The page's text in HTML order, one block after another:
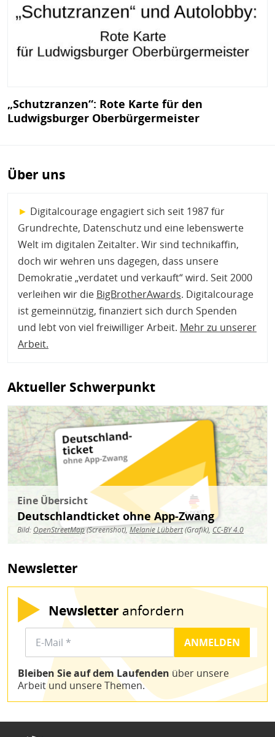
„Schutzranzen“: Rote Karte für den
Ludwigsburger Oberbürgermeister
Über uns
► Digitalcourage engagiert sich seit 1987 für
Grundrechte, Datenschutz und eine lebenswerte
Welt im digitalen Zeitalter. Wir sind technikaffin,
doch wir wehren uns dagegen, dass unsere
Demokratie „verdatet und verkauft“ wird. Seit 2000
verleihen wir die BigBrotherAwards. Digitalcourage
ist gemeinnützig, finanziert sich durch Spenden
und lebt von viel freiwilliger Arbeit. Mehr zu unserer
Arbeit.
Aktueller Schwerpunkt
Bild
Eine Übersicht
Deutschlandticket ohne App-Zwang
Bild: OpenStreetMap(Screenshot),Melanie Lübbert(Grafik), CC-BY 4.0
Newsletter
Newsletter anfordern
Bleiben Sie auf dem Laufenden über unsere
Arbeit und unsere Themen.